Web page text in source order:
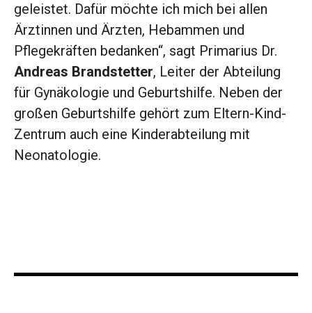
geleistet. Dafür möchte ich mich bei allen
Ärztinnen und Ärzten, Hebammen und
Pflegekräften bedanken“, sagt Primarius Dr.
Andreas Brandstetter, Leiter der Abteilung
für Gynäkologie und Geburtshilfe. Neben der
großen Geburtshilfe gehört zum Eltern-Kind-
Zentrum auch eine Kinderabteilung mit
Neonatologie.